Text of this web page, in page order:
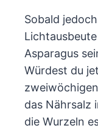
Sobald
Asparagus
Würdest du
das Nährsalz
die Wurzeln